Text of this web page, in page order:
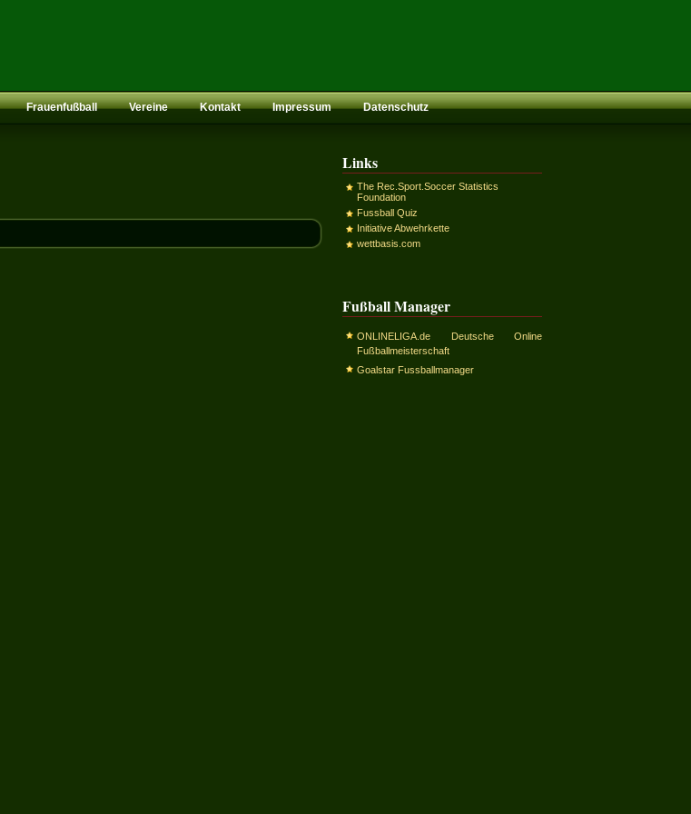
Frauenfußball Vereine Kontakt Impressum Datenschutz
Links
The Rec.Sport.Soccer Statistics
Foundation
Fussball Quiz
Initiative Abwehrkette
wettbasis.com
Fußball Manager
ONLINELIGA.de Deutsche Online
Fußballmeisterschaft
Goalstar Fussballmanager